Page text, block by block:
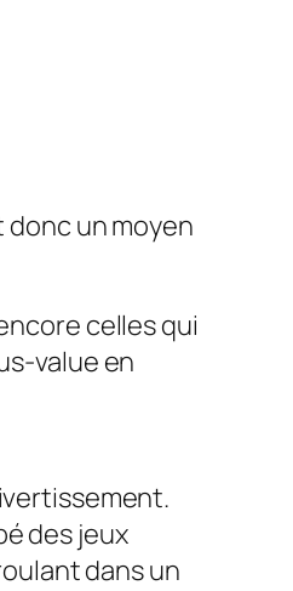
un moyen
celles qui
value en
des jeux
dans un